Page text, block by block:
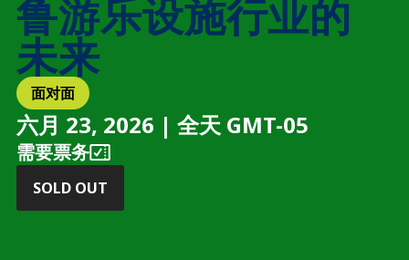
鲁游乐设施行业的
未来
面对面
六月 23, 2026 | 全天 GMT-05
需要票务
SOLD OUT